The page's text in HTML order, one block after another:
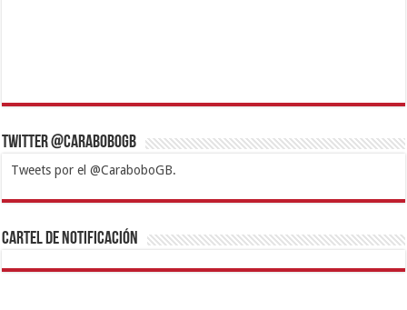
Twitter @CaraboboGB
Tweets por el @CaraboboGB.
1xbetBetturkeyBetistKralbetSupertotobetTipobetMatadorbetMariobet
https://mvbcasino.com/
Cartel de Notificación